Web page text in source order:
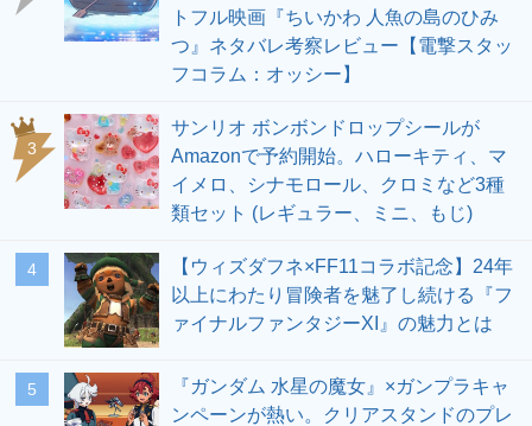
トフル映画『ちいかわ 人魚の島のひみ
つ』ネタバレ考察レビュー【電撃スタッ
フコラム：オッシー】
3
サンリオ ボンボンドロップシールが
Amazonで予約開始。ハローキティ、マ
イメロ、シナモロール、クロミなど3種
類セット (レギュラー、ミニ、もじ)
4
【ウィズダフネ×FF11コラボ記念】24年
以上にわたり冒険者を魅了し続ける『フ
ァイナルファンタジーXI』の魅力とは
5
『ガンダム 水星の魔女』×ガンプラキャ
ンペーンが熱い。クリアスタンドのプレ